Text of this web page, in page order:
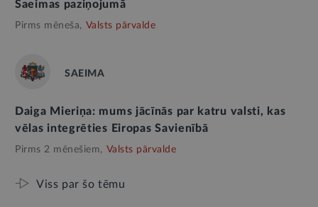
Saeimas paziņojumā
Pirms mēneša, Valsts pārvalde
SAEIMA
Daiga Mieriņa: mums jācīnās par katru valsti, kas
vēlas integrēties Eiropas Savienībā
Pirms 2 mēnešiem, Valsts pārvalde
Viss par šo tēmu